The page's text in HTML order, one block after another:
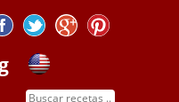
Receta de pan de